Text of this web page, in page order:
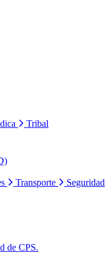
Tribal
Transporte
Seguridad
de CPS.